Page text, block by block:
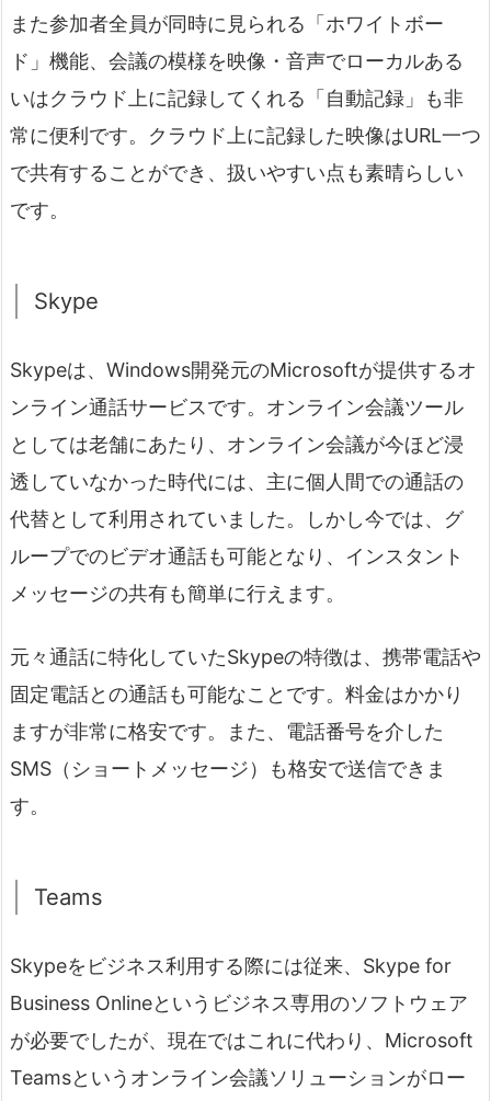
また参加者全員が同時に見られる「ホワイトボー
ド」機能、会議の模様を映像・音声でローカルある
いはクラウド上に記録してくれる「自動記録」も非
常に便利です。クラウド上に記録した映像はURL一つ
で共有することができ、扱いやすい点も素晴らしい
です。
Skype
Skypeは、Windows開発元のMicrosoftが提供するオ
ンライン通話サービスです。オンライン会議ツール
としては老舗にあたり、オンライン会議が今ほど浸
透していなかった時代には、主に個人間での通話の
代替として利用されていました。しかし今では、グ
ループでのビデオ通話も可能となり、インスタント
メッセージの共有も簡単に行えます。
元々通話に特化していたSkypeの特徴は、携帯電話や
固定電話との通話も可能なことです。料金はかかり
ますが非常に格安です。また、電話番号を介した
SMS（ショートメッセージ）も格安で送信できま
す。
Teams
Skypeをビジネス利用する際には従来、Skype for
Business Onlineというビジネス専用のソフトウェア
が必要でしたが、現在ではこれに代わり、Microsoft
Teamsというオンライン会議ソリューションがロー